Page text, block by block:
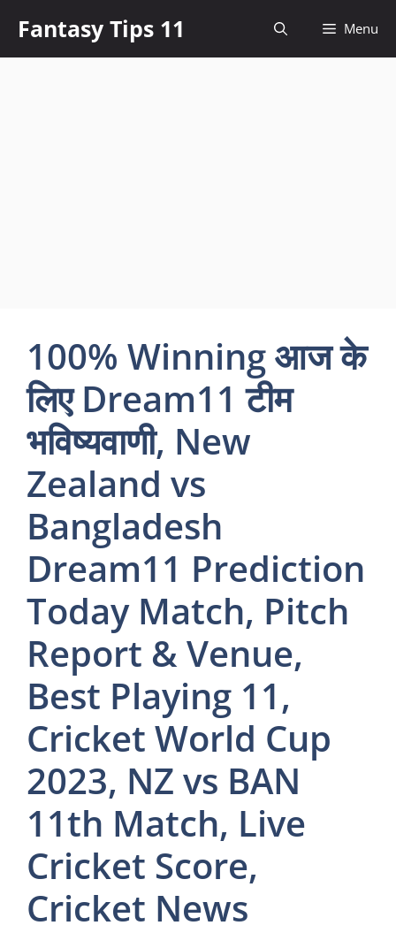
content
Fantasy Tips 11 Menu
100% Winning आज के
लिए Dream11 टीम
भविष्यवाणी, New
Zealand vs
Bangladesh
Dream11 Prediction
Today Match, Pitch
Report & Venue,
Best Playing 11,
Cricket World Cup
2023, NZ vs BAN
11th Match, Live
Cricket Score,
Cricket News